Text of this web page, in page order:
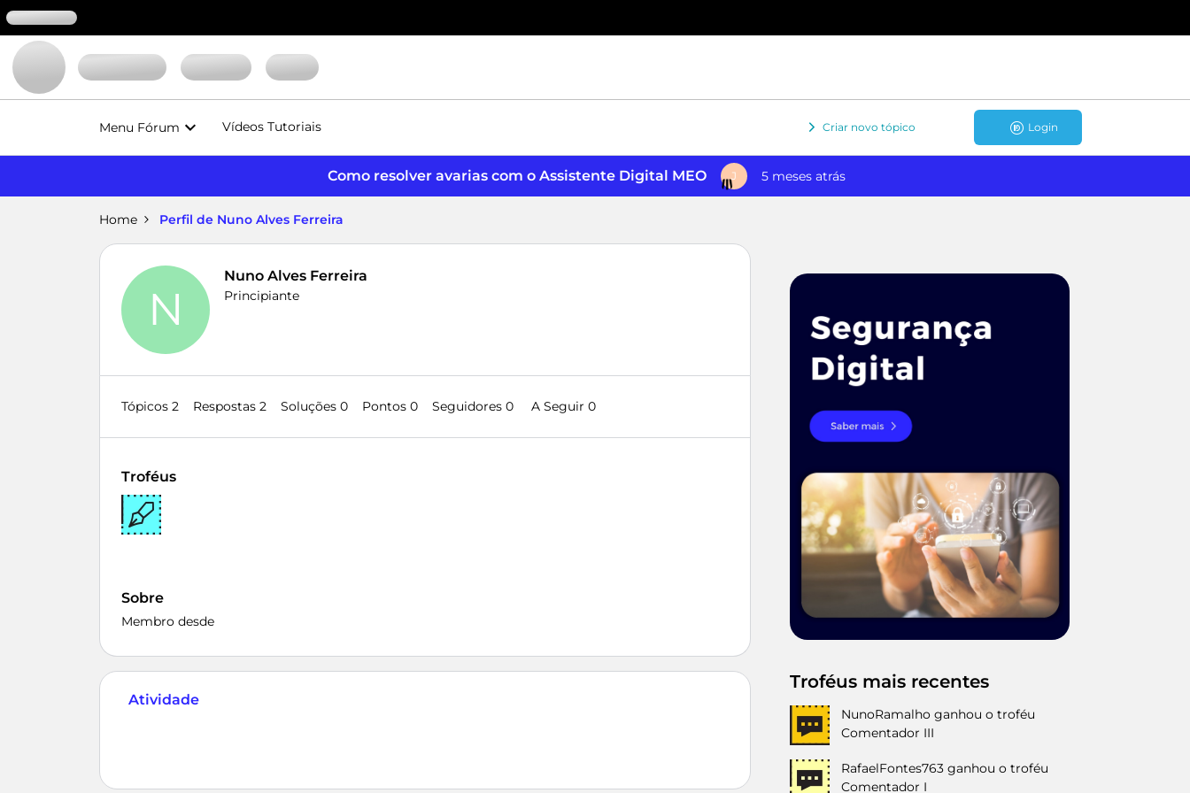
Menu Fórum Vídeos Tutoriais Criar novo tópico Login
Como resolver avarias com o Assistente Digital MEO J 5 meses atrás
Home Perfil de Nuno Alves Ferreira
N
Nuno Alves Ferreira
Principiante
Tópicos 2 Respostas 2 Soluções 0 Pontos 0 Seguidores 0 A Seguir 0
Troféus
Sobre
Membro desde
Atividade
Troféus mais recentes
NunoRamalho ganhou o troféu
Comentador III
RafaelFontes763 ganhou o troféu
Comentador I